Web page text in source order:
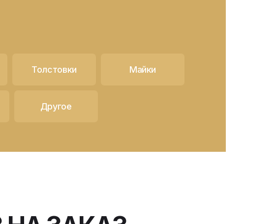
Толстовки Майки
Другое